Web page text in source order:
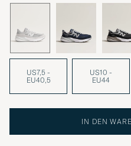
US7,5 -
EU40,5
US10 -
EU44
IN DEN